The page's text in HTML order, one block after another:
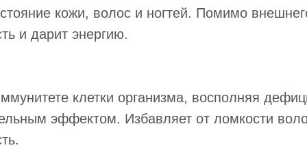
кожи, волос и ногтей. Помимо
и дарит энергию.
клетки организма, восполняя
эффектом. Избавляет от ломкости